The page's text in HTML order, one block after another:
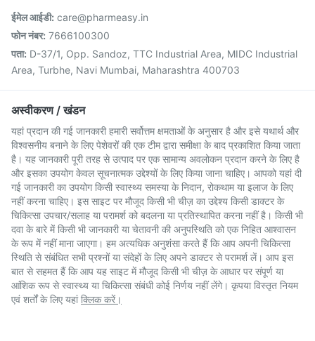
ईमेल आईडी: care@pharmeasy.in
फोन नंबर: 7666100300
पता: D-37/1, Opp. Sandoz, TTC Industrial Area, MIDC Industrial
Area, Turbhe, Navi Mumbai, Maharashtra 400703
अस्वीकरण / खंडन
यहां प्रदान की गई जानकारी हमारी सर्वोत्तम क्षमताओं के अनुसार है और इसे यथार्थ और
विश्वसनीय बनाने के लिए पेशेवरों की एक टीम द्वारा समीक्षा के बाद प्रकाशित किया जाता
है। यह जानकारी पूरी तरह से उत्पाद पर एक सामान्य अवलोकन प्रदान करने के लिए है
और इसका उपयोग केवल सूचनात्मक उद्देश्यों के लिए किया जाना चाहिए। आपको यहां दी
गई जानकारी का उपयोग किसी स्वास्थ्य समस्या के निदान, रोकथाम या इलाज के लिए
नहीं करना चाहिए। इस साइट पर मौजूद किसी भी चीज़ का उद्देश्य किसी डाक्टर के
चिकित्सा उपचार/सलाह या परामर्श को बदलना या प्रतिस्थापित करना नहीं है। किसी भी
दवा के बारे में किसी भी जानकारी या चेतावनी की अनुपस्थिति को एक निहित आश्वासन
के रूप में नहीं माना जाएगा। हम अत्यधिक अनुशंसा करते हैं कि आप अपनी चिकित्सा
स्थिति से संबंधित सभी प्रश्नों या संदेहों के लिए अपने डाक्टर से परामर्श लें। आप इस
बात से सहमत हैं कि आप यह साइट में मौजूद किसी भी चीज़ के आधार पर संपूर्ण या
आंशिक रूप से स्वास्थ्य या चिकित्सा संबंधी कोई निर्णय नहीं लेंगे। कृपया विस्तृत नियम
एवं शर्तों के लिए यहांक्लिक करें।